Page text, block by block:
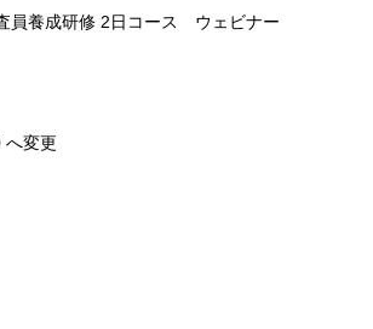
員養成研修 2日コース ウェビナー
変更